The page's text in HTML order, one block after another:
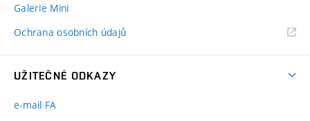
Galerie Mini
Ochrana osobních údajů
UŽITEČNÉ ODKAZY
e-mail FA